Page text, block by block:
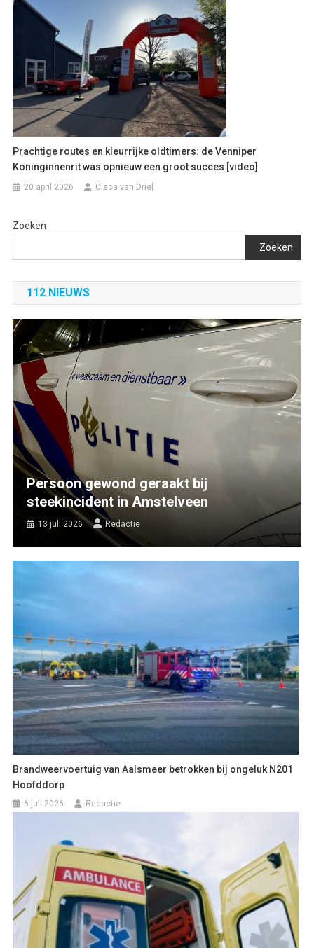
Prachtige routes en kleurrijke oldtimers: de Venniper
Koninginnenrit was opnieuw een groot succes [video]
20 april 2026 Cisca van Driel
Zoeken
Zoeken
112 NIEUWS
Persoon gewond geraakt bij
steekincident in Amstelveen
13 juli 2026 Redactie
Brandweervoertuig van Aalsmeer betrokken bij ongeluk N201
Hoofddorp
6 juli 2026 Redactie